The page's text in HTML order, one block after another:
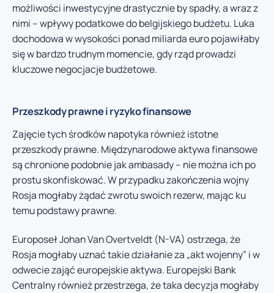
możliwości inwestycyjne drastycznie by spadły, a wraz z
nimi – wpływy podatkowe do belgijskiego budżetu. Luka
dochodowa w wysokości ponad miliarda euro pojawiłaby
się w bardzo trudnym momencie, gdy rząd prowadzi
kluczowe negocjacje budżetowe.
Przeszkody prawne i ryzyko finansowe
Zajęcie tych środków napotyka również istotne
przeszkody prawne. Międzynarodowe aktywa finansowe
są chronione podobnie jak ambasady – nie można ich po
prostu skonfiskować. W przypadku zakończenia wojny
Rosja mogłaby żądać zwrotu swoich rezerw, mając ku
temu podstawy prawne.
Europoseł Johan Van Overtveldt (N-VA) ostrzega, że
Rosja mogłaby uznać takie działanie za „akt wojenny” i w
odwecie zająć europejskie aktywa. Europejski Bank
Centralny również przestrzega, że taka decyzja mogłaby